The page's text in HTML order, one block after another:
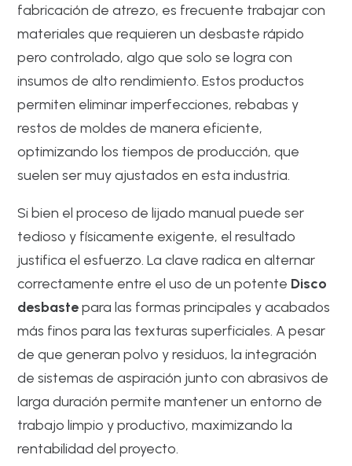
fabricación de atrezo, es frecuente trabajar con
materiales que requieren un desbaste rápido
pero controlado, algo que solo se logra con
insumos de alto rendimiento. Estos productos
permiten eliminar imperfecciones, rebabas y
restos de moldes de manera eficiente,
optimizando los tiempos de producción, que
suelen ser muy ajustados en esta industria.
Si bien el proceso de lijado manual puede ser
tedioso y físicamente exigente, el resultado
justifica el esfuerzo. La clave radica en alternar
correctamente entre el uso de un potente Disco
desbastepara las formas principales y acabados
más finos para las texturas superficiales. A pesar
de que generan polvo y residuos, la integración
de sistemas de aspiración junto con abrasivos de
larga duración permite mantener un entorno de
trabajo limpio y productivo, maximizando la
rentabilidad del proyecto.